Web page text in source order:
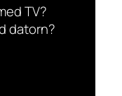
TV?
datorn?